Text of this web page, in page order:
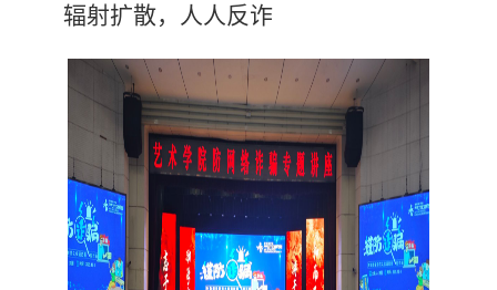
辐射扩散，人人反诈